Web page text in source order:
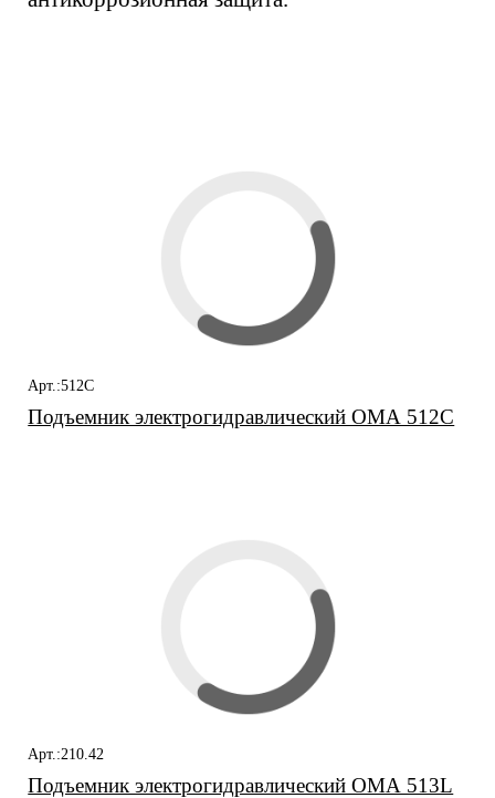
Арт.:512С
Подъемник электрогидравлический ОМА 512С
Арт.:210.42
Подъемник электрогидравлический ОМА 513L